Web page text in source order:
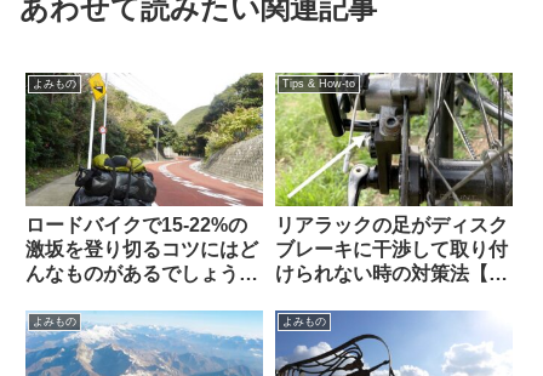
あわせて読みたい関連記事
よみもの
ロードバイクで15-22%の
激坂を登り切るコツにはど
んなものがあるでしょう
Tips & How-to
リアラックの足がディスク
ブレーキに干渉して取り付
けられない時の対策法【大
よみもの よみもの